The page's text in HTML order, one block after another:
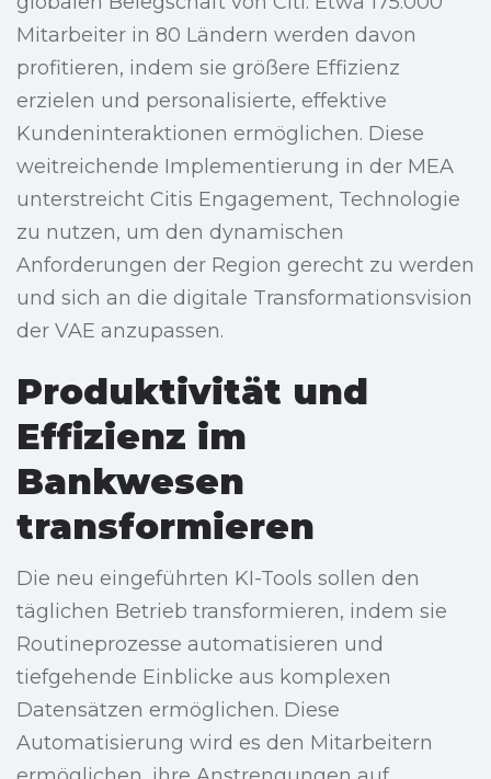
Mitarbeiter in 80 Ländern werden davon
profitieren, indem sie größere Effizienz
erzielen und personalisierte, effektive
Kundeninteraktionen ermöglichen. Diese
weitreichende Implementierung in der MEA
unterstreicht Citis Engagement, Technologie
zu nutzen, um den dynamischen
Anforderungen der Region gerecht zu werden
und sich an die digitale Transformationsvision
der VAE anzupassen.
Produktivität und
Effizienz im
Bankwesen
transformieren
Die neu eingeführten KI-Tools sollen den
täglichen Betrieb transformieren, indem sie
Routineprozesse automatisieren und
tiefgehende Einblicke aus komplexen
Datensätzen ermöglichen. Diese
Automatisierung wird es den Mitarbeitern